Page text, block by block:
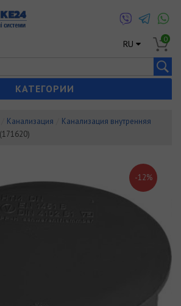
RU 0
КАТЕГОРИИ
Канализация
Канализация внутренняя
-12%